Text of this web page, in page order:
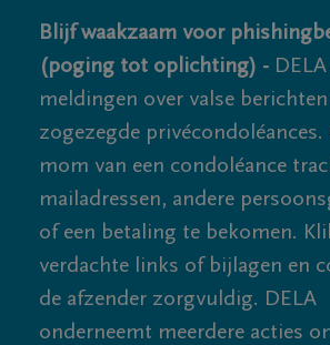
Blijf waakzaam voor
(poging tot oplichting) -
meldingen over valse berichten
zogezegde
mom van een condoléance
mailadressen, andere
of een betaling te bekomen.
verdachte links of bijlagen en
de afzender zorgvuldig. DELA
onderneemt meerdere acties